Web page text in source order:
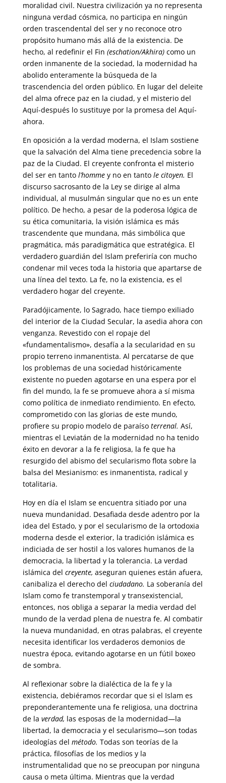
moralidad civil. Nuestra civilización ya no representa
ninguna verdad cósmica, no participa en ningún
orden trascendental del ser y no reconoce otro
propósito humano más allá de la existencia. De
hecho, al redefinir el Fin (eschation/Akhira)como un
orden inmanente de la sociedad, la modernidad ha
abolido enteramente la búsqueda de la
trascendencia del orden público. En lugar del deleite
del alma ofrece paz en la ciudad, y el misterio del
Aquí-después lo sustituye por la promesa del Aquí-
ahora.
En oposición a la verdad moderna, el Islam sostiene
que la salvación del Alma tiene precedencia sobre la
paz de la Ciudad. El creyente confronta el misterio
del ser en tanto l’hommey no en tanto le citoyen. El
discurso sacrosanto de la Ley se dirige al alma
individual, al musulmán singular que no es un ente
político. De hecho, a pesar de la poderosa lógica de
su ética comunitaria, la visión islámica es más
trascendente que mundana, más simbólica que
pragmática, más paradigmática que estratégica. El
verdadero guardián del Islam preferiría con mucho
condenar mil veces toda la historia que apartarse de
una línea del texto. La fe, no la existencia, es el
verdadero hogar del creyente.
Paradójicamente, lo Sagrado, hace tiempo exiliado
del interior de la Ciudad Secular, la asedia ahora con
venganza. Revestido con el ropaje del
«fundamentalismo», desafía a la secularidad en su
propio terreno inmanentista. Al percatarse de que
los problemas de una sociedad históricamente
existente no pueden agotarse en una espera por el
fin del mundo, la fe se promueve ahora a sí misma
como política de inmediato rendimiento. En efecto,
comprometido con las glorias de este mundo,
profiere su propio modelo de paraíso terrenal. Así,
mientras el Leviatán de la modernidad no ha tenido
éxito en devorar a la fe religiosa, la fe que ha
resurgido del abismo del secularismo flota sobre la
balsa del Mesianismo: es inmanentista, radical y
totalitaria.
Hoy en día el Islam se encuentra sitiado por una
nueva mundanidad. Desafiada desde adentro por la
idea del Estado, y por el secularismo de la ortodoxia
moderna desde el exterior, la tradición islámica es
indiciada de ser hostil a los valores humanos de la
democracia, la libertad y la tolerancia. La verdad
islámica del creyente, aseguran quienes están afuera,
canibaliza el derecho del ciudadano. La soberanía del
Islam como fe transtemporal y transexistencial,
entonces, nos obliga a separar la media verdad del
mundo de la verdad plena de nuestra fe. Al combatir
la nueva mundanidad, en otras palabras, el creyente
necesita identificar los verdaderos demonios de
nuestra época, evitando agotarse en un fútil boxeo
de sombra.
Al reflexionar sobre la dialéctica de la fe y la
existencia, debiéramos recordar que si el Islam es
preponderantemente una fe religiosa, una doctrina
de la verdad, las esposas de la modernidad—la
libertad, la democracia y el secularismo—son todas
ideologías del método. Todas son teorías de la
práctica, filosofías de los medios y la
instrumentalidad que no se preocupan por ninguna
causa o meta última. Mientras que la verdad